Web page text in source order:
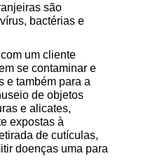
são
bactérias e
um cliente
se contaminar e
e também para a
de objetos
e alicates,
expostas à
de cutículas,
doenças uma para